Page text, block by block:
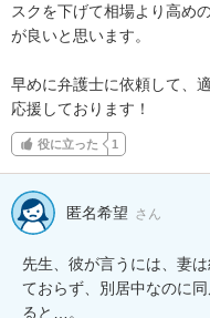
スクを下げて相場より高め
が良いと思います。
早めに弁護士に依頼して、
応援しております！
役に立った 1
匿名希望 さん
先生、彼が言うには、妻
ておらず、別居中なのに
ると…。